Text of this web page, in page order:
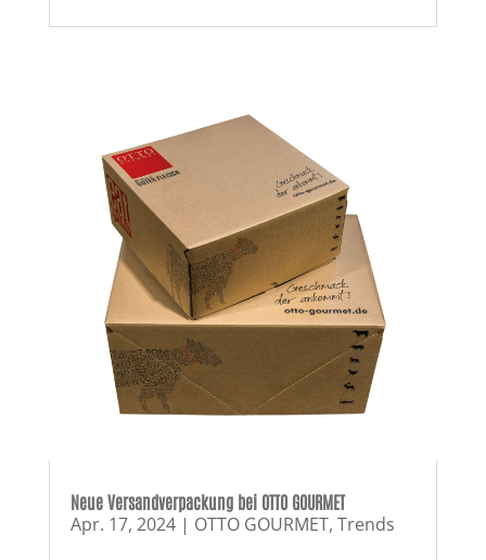
Neue Versandverpackung bei OTTO GOURMET
Apr. 17, 2024| OTTO GOURMET, Trends